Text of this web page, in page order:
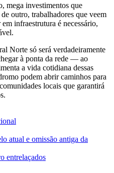
mega investimentos que
outro, trabalhadores que veem
infraestrutura é necessário,
Norte só será verdadeiramente
à ponta da rede — ao
a vida cotidiana dessas
podem abrir caminhos para
locais que garantirá
atual e omissão antiga da
entrelaçados